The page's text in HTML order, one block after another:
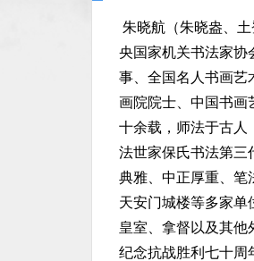
朱晓航（朱晓盎、土
央国家机关书法家协
事、全国名人书画艺
画院院士、中国书画
十余载，师法于古人
法世家保氏书法第三
典雅、中正厚重、笔
天安门城楼等多家单
皇室、拿督以及其他
纪念抗战胜利七十周